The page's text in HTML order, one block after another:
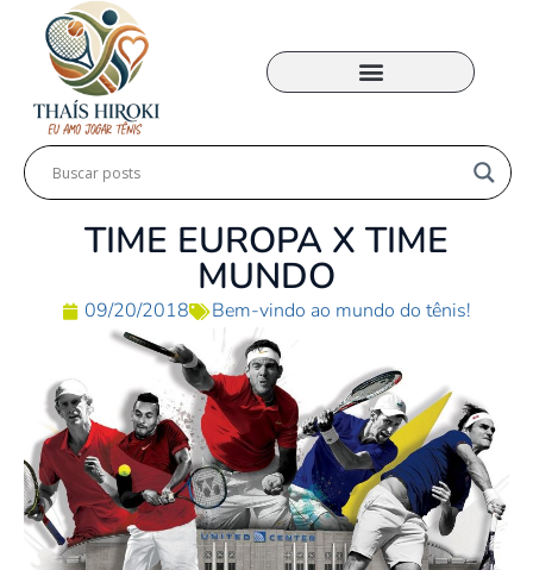
TIME EUROPA X TIME
MUNDO
09/20/2018 Bem-vindo ao mundo do tênis!